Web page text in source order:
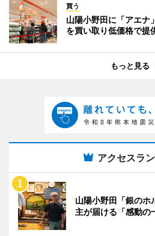
買う
山陽小野田に「アエナ
を買い取り低価格で提
もっと見る
アクセスラ
山陽小野田「銀の
主が届ける「感動の